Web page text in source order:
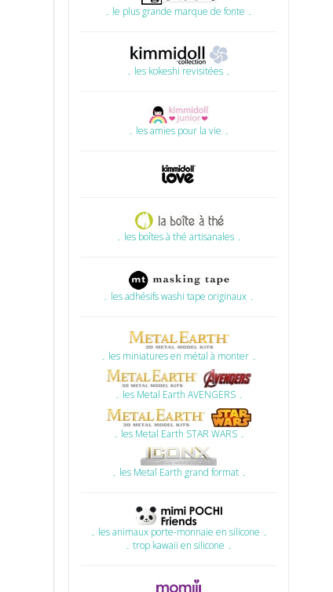
۔ le plus grande marque de fonte ۔
۔ les kokeshi revisitées ۔
۔ les amies pour la vie ۔
۔ les boîtes à thé artisanales ۔
۔ les adhésifs washi tape originaux ۔
۔ les miniatures en métal à monter ۔
۔ les Metal Earth AVENGERS ۔
۔ les Metal Earth STAR WARS ۔
۔ les Metal Earth grand format ۔
۔ les animaux porte-monnaie en silicone ۔
۔ trop kawaii en silicone ۔